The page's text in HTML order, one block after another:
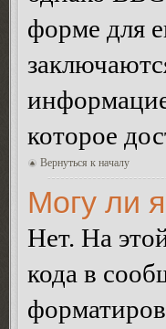
форме для
которое
Вернуться к началу
Могу ли
Нет. На
кода в